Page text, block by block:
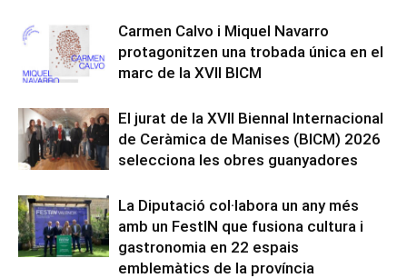
Carmen Calvo i Miquel Navarro
protagonitzen una trobada única en el
marc de la XVII BICM
El jurat de la XVII Biennal Internacional
de Ceràmica de Manises (BICM) 2026
selecciona les obres guanyadores
La Diputació col·labora un any més
amb un FestIN que fusiona cultura i
gastronomia en 22 espais
emblemàtics de la província